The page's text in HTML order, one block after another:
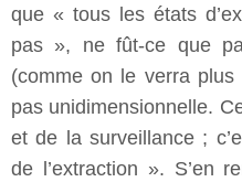
que « tous les états
pas », ne fût-ce que
(comme on le verra plus
pas unidimensionnelle.
et de la surveillance ;
de l’extraction ». S’en